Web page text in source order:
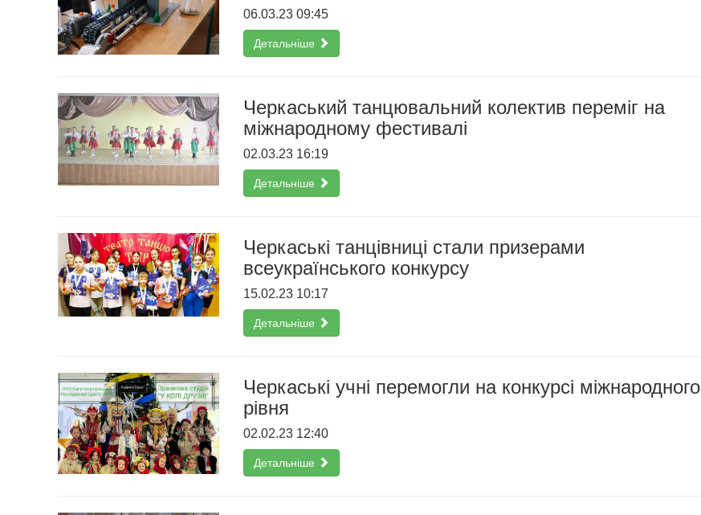
06.03.23 09:45
Детальніше
Черкаський танцювальний колектив переміг на
міжнародному фестивалі
02.03.23 16:19
Детальніше
Черкаські танцівниці стали призерами
всеукраїнського конкурсу
15.02.23 10:17
Детальніше
Черкаські учні перемогли на конкурсі міжнародного
рівня
02.02.23 12:40
Детальніше